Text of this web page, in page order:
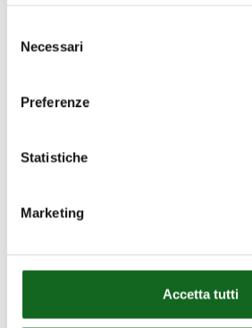
delNecessari
Preferenze
Statistiche
Marketing
Accetta tutti